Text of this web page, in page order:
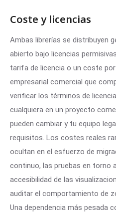
Coste y licencias
Ambas librerías se distribuyen
abierto bajo licencias
tarifa de licencia o un coste por
empresarial comercial que
verificar los términos de
cualquiera en un proyecto
pueden cambiar y tu equipo
requisitos. Los costes reales
ocultan en el esfuerzo de
continuo, las pruebas en torno
accesibilidad de las
auditar el comportamiento de
Una dependencia más pesada